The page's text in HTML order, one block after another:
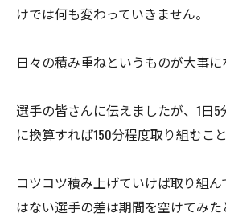
けでは何も変わっていきません。
日々の積み重ねというものが大事に
選手の皆さんに伝えましたが、1日5
に換算すれば150分程度取り組むこ
コツコツ積み上げていけば取り組
はない選手の差は期間を空けてみ